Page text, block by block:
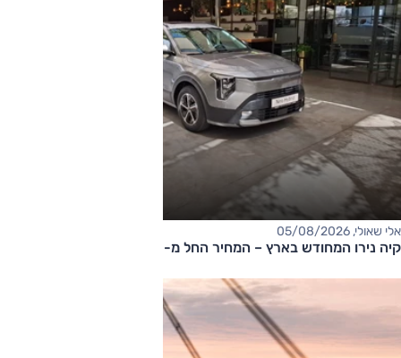
אלי שאולי, 05/08/2026
קיה נירו המחודש בארץ – המחיר החל מ-177,000 שקלים